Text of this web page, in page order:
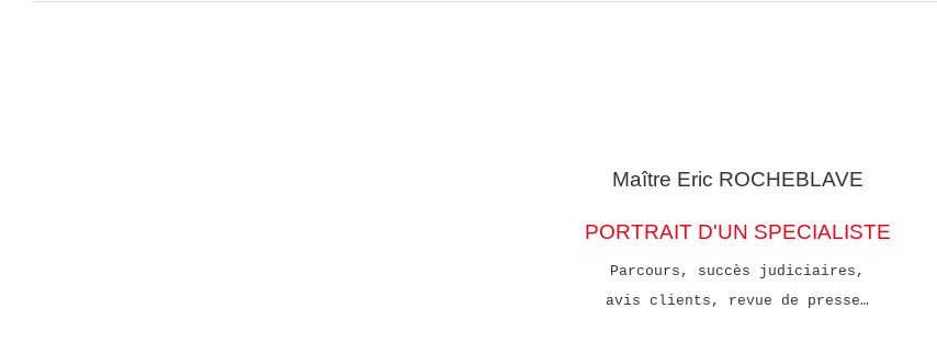
Maître Eric ROCHEBLAVE
PORTRAIT D'UN SPECIALISTE
Parcours, succès judiciaires,
avis clients, revue de presse…